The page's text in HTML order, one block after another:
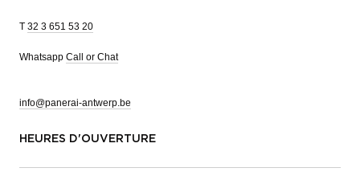
T 32 3 651 53 20
Whatsapp Call or Chat
info@panerai-antwerp.be
HEURES D'OUVERTURE